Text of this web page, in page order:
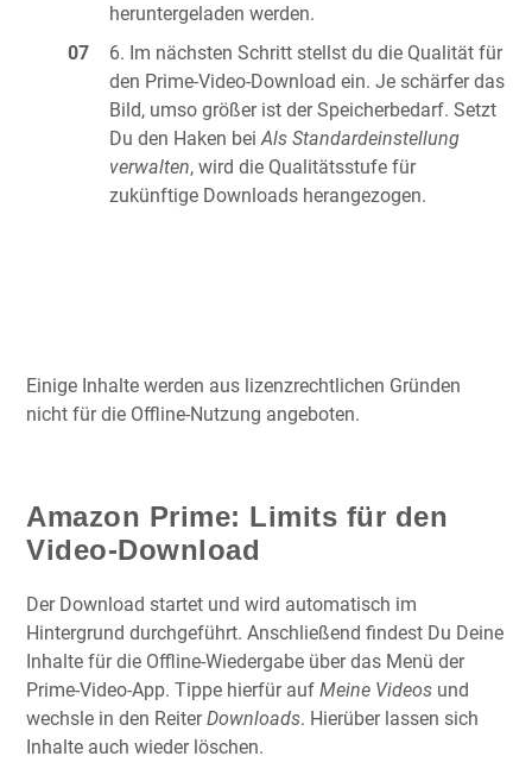
heruntergeladen werden.
Im nächsten Schritt stellst du die Qualität für
den Prime-Video-Download ein. Je schärfer das
Bild, umso größer ist der Speicherbedarf. Setzt
Du den Haken beiAls Standardeinstellung
verwalten, wird die Qualitätsstufe für
zukünftige Downloads herangezogen.
Einige Inhalte werden aus lizenzrechtlichen Gründen
nicht für die Offline-Nutzung angeboten.
Amazon Prime: Limits für den
Video-Download
Der Download startet und wird automatisch im
Hintergrund durchgeführt. Anschließend findest Du Deine
Inhalte für die Offline-Wiedergabe über das Menü der
Prime-Video-App. Tippe hierfür auf Meine Videos und
wechsle in den ReiterDownloads. Hierüber lassen sich
Inhalte auch wieder löschen.